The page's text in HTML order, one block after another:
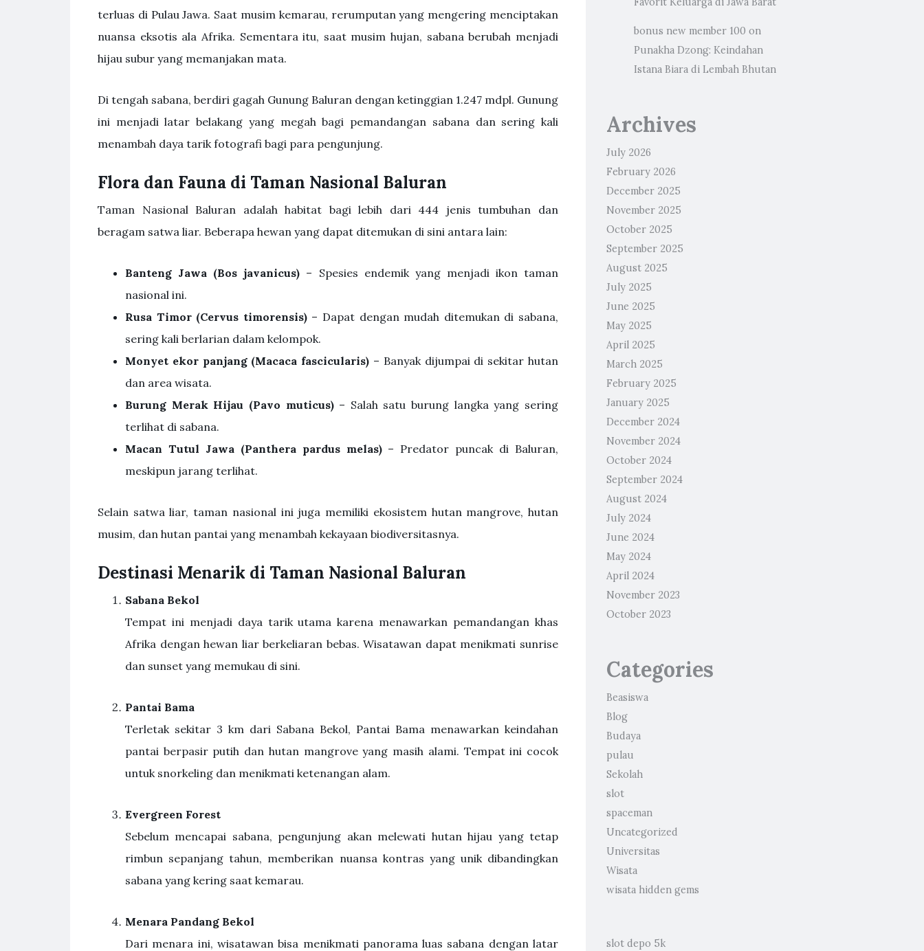
terluas di Pulau Jawa. Saat musim kemarau, rerumputan yang mengering menciptakan
nuansa eksotis ala Afrika. Sementara itu, saat musim hujan, sabana berubah menjadi
hijau subur yang memanjakan mata.
Di tengah sabana, berdiri gagah Gunung Baluran dengan ketinggian 1.247 mdpl. Gunung
ini menjadi latar belakang yang megah bagi pemandangan sabana dan sering kali
menambah daya tarik fotografi bagi para pengunjung.
Flora dan Fauna di Taman Nasional Baluran
Taman Nasional Baluran adalah habitat bagi lebih dari 444 jenis tumbuhan dan
beragam satwa liar. Beberapa hewan yang dapat ditemukan di sini antara lain:
Banteng Jawa (Bos javanicus) – Spesies endemik yang menjadi ikon taman
nasional ini.
Rusa Timor (Cervus timorensis)– Dapat dengan mudah ditemukan di sabana,
sering kali berlarian dalam kelompok.
Monyet ekor panjang (Macaca fascicularis) – Banyak dijumpai di sekitar hutan
dan area wisata.
Burung Merak Hijau (Pavo muticus)– Salah satu burung langka yang sering
terlihat di sabana.
Macan Tutul Jawa (Panthera pardus melas)– Predator puncak di Baluran,
meskipun jarang terlihat.
Selain satwa liar, taman nasional ini juga memiliki ekosistem hutan mangrove, hutan
musim, dan hutan pantai yang menambah kekayaan biodiversitasnya.
Destinasi Menarik di Taman Nasional Baluran
Sabana Bekol
Tempat ini menjadi daya tarik utama karena menawarkan pemandangan khas
Afrika dengan hewan liar berkeliaran bebas. Wisatawan dapat menikmati sunrise
dan sunset yang memukau di sini.
Pantai Bama
Terletak sekitar 3 km dari Sabana Bekol, Pantai Bama menawarkan keindahan
pantai berpasir putih dan hutan mangrove yang masih alami. Tempat ini cocok
untuk snorkeling dan menikmati ketenangan alam.
Evergreen Forest
Sebelum mencapai sabana, pengunjung akan melewati hutan hijau yang tetap
rimbun sepanjang tahun, memberikan nuansa kontras yang unik dibandingkan
sabana yang kering saat kemarau.
Menara Pandang Bekol
Dari menara ini, wisatawan bisa menikmati panorama luas sabana dengan latar
bonus new member 100 on
Punakha Dzong: Keindahan
Istana Biara di Lembah Bhutan
Archives
July 2026
February 2026
December 2025
November 2025
October 2025
September 2025
August 2025
July 2025
June 2025
May 2025
April 2025
March 2025
February 2025
January 2025
December 2024
November 2024
October 2024
September 2024
August 2024
July 2024
June 2024
May 2024
April 2024
November 2023
October 2023
Categories
Beasiswa
Blog
Budaya
pulau
Sekolah
slot
spaceman
Uncategorized
Universitas
Wisata
wisata hidden gems
slot depo 5k